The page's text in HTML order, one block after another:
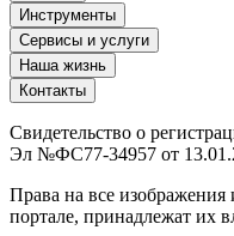
Инструменты
Сервисы и услуги
Наша жизнь
Контакты
Свидетельство о
Эл №ФС77-34957 от
Права на все
портале, принадлежат их